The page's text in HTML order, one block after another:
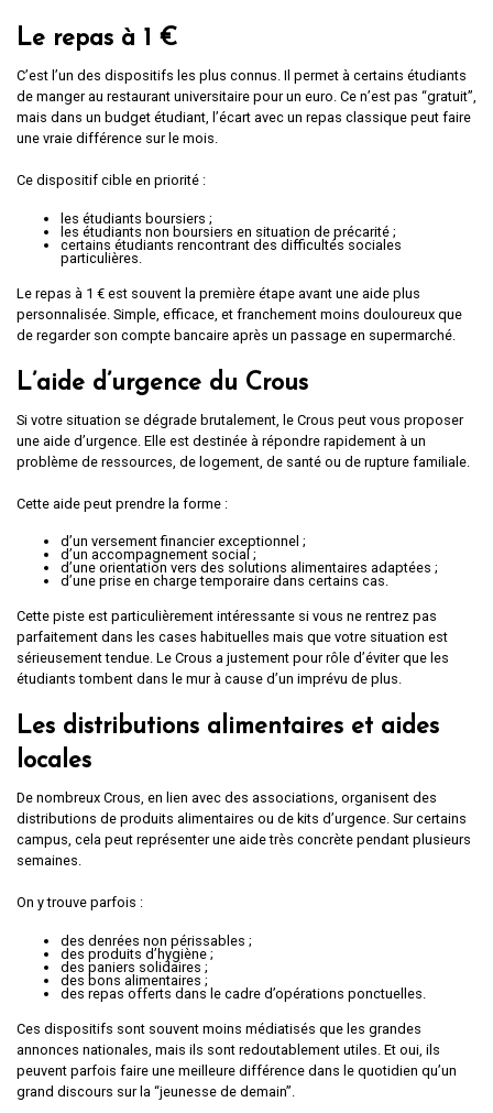
Le repas à 1 €
C’est l’un des dispositifs les plus connus. Il permet à certains étudiants
de manger au restaurant universitaire pour un euro. Ce n’est pas “gratuit”,
mais dans un budget étudiant, l’écart avec un repas classique peut faire
une vraie différence sur le mois.
Ce dispositif cible en priorité :
les étudiants boursiers ;
les étudiants non boursiers en situation de précarité ;
certains étudiants rencontrant des difficultés sociales
particulières.
Le repas à 1 € est souvent la première étape avant une aide plus
personnalisée. Simple, efficace, et franchement moins douloureux que
de regarder son compte bancaire après un passage en supermarché.
L’aide d’urgence du Crous
Si votre situation se dégrade brutalement, le Crous peut vous proposer
une aide d’urgence. Elle est destinée à répondre rapidement à un
problème de ressources, de logement, de santé ou de rupture familiale.
Cette aide peut prendre la forme :
d’un versement financier exceptionnel ;
d’un accompagnement social ;
d’une orientation vers des solutions alimentaires adaptées ;
d’une prise en charge temporaire dans certains cas.
Cette piste est particulièrement intéressante si vous ne rentrez pas
parfaitement dans les cases habituelles mais que votre situation est
sérieusement tendue. Le Crous a justement pour rôle d’éviter que les
étudiants tombent dans le mur à cause d’un imprévu de plus.
Les distributions alimentaires et aides
locales
De nombreux Crous, en lien avec des associations, organisent des
distributions de produits alimentaires ou de kits d’urgence. Sur certains
campus, cela peut représenter une aide très concrète pendant plusieurs
semaines.
On y trouve parfois :
des denrées non périssables ;
des produits d’hygiène ;
des paniers solidaires ;
des bons alimentaires ;
des repas offerts dans le cadre d’opérations ponctuelles.
Ces dispositifs sont souvent moins médiatisés que les grandes
annonces nationales, mais ils sont redoutablement utiles. Et oui, ils
peuvent parfois faire une meilleure différence dans le quotidien qu’un
grand discours sur la “jeunesse de demain”.